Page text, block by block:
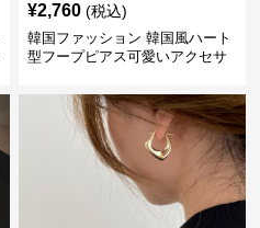
¥2,760 (税込)
韓国ファッション 韓国風ハート
型フープピアス可愛いアクセサ